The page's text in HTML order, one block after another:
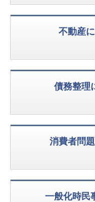
不動産
債務整理
消費者問
一般化時民